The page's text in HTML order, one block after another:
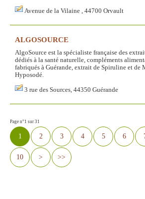
Avenue de la Vilaine , 44700 Orvault
ALGOSOURCE
AlgoSource est la spécialiste française des
dédiés à la santé naturelle, compléments
fabriqués à Guérande, extrait de Spiruline et de
Hyposodé.
3 rue des Sources, 44350 Guérande
Page n°1 sur 31
1 2 3 4 5 6
10 > >>